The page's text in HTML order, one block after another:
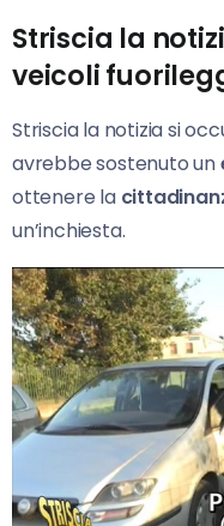
Striscia la
veicoli
Striscia la notizia si
avrebbe sostenuto un
ottenere la
un’inchiesta.